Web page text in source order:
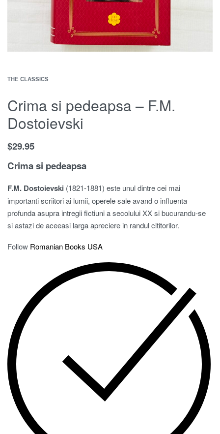
THE CLASSICS
Crima si pedeapsa – F.M.
Dostoievski
$29.95
Crima si pedeapsa
F.M. Dostoievski (1821‑1881) este unul dintre cei mai
importanti scriitori ai lumii, operele sale avand o influenta
profunda asupra intregii fictiuni a secolului XX si bucurandu‑se
si astazi de aceeasi larga apreciere in randul cititorilor.
Follow Romanian Books USA